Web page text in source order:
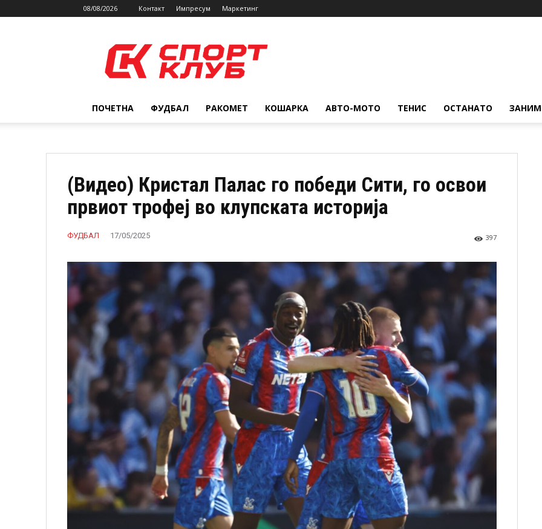
08/08/2026 Контакт Импресум Маркетинг
ПОЧЕТНА ФУДБАЛ РАКОМЕТ КОШАРКА АВТО-МОТО ТЕНИС ОСТАНАТО
(Видео) Кристал Палас го победи Сити, го освои
првиот трофеј во клупската историја
ФУДБАЛ 17/05/2025 397